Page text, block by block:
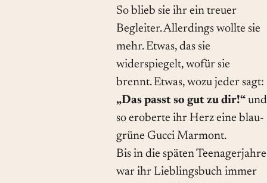
So blieb sie ihr ein treuer
Begleiter. Allerdings wollte sie
mehr. Etwas, das sie
widerspiegelt, wofür sie
brennt. Etwas, wozu jeder sagt:
„Das passt so gut zu dir!“ und
so eroberte ihr Herz eine blau-
grüne Gucci Marmont.
Bis in die späten Teenagerjahre
war ihr Lieblingsbuch immer